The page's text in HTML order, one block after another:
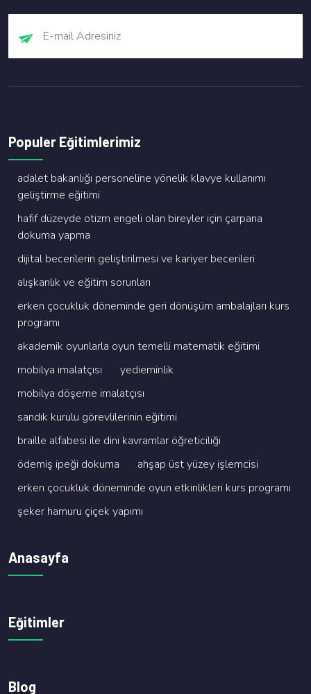
Populer Eğitimlerimiz
adalet bakanliği personeli̇ne yöneli̇k klavye kullanimi
geli̇şti̇rme eği̇ti̇mi̇
hafi̇f düzeyde oti̇zm engeli̇ olan bi̇reyler i̇çi̇n çarpana
dokuma yapma
di̇ji̇tal beceri̇leri̇n geli̇şti̇ri̇lmesi̇ ve kari̇yer beceri̇leri̇
alişkanlik ve eği̇ti̇m sorunlari
erken çocukluk dönemi̇nde geri̇ dönüşüm ambalajlari kurs
programi
akademi̇k oyunlarla oyun temelli̇ matemati̇k eği̇ti̇mi̇
mobi̇lya i̇malatçisi
yedi̇emi̇nli̇k
mobi̇lya döşeme i̇malatçisi
sandik kurulu görevli̇leri̇ni̇n eği̇ti̇mi̇
brai̇lle alfabesi̇ i̇le di̇ni̇ kavramlar öğreti̇ci̇li̇ği̇
ödemi̇ş i̇peği̇ dokuma
ahşap üst yüzey i̇şlemci̇si̇
erken çocukluk dönemi̇nde oyun etki̇nli̇kleri̇ kurs programi
şeker hamuru çi̇çek yapimi
Anasayfa
Eğitimler
Blog